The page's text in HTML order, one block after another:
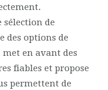
de
des options de
met en avant des
fiables et propose
permettent de